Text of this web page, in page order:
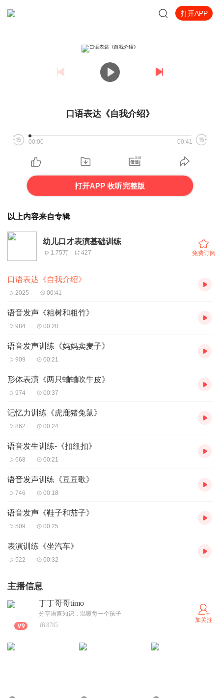
打开APP
口语表达《自我介绍》
00:00 00:41
打开APP 收听完整版
以上内容来自专辑
幼儿口才表演基础训练
1.75万 427 免费订阅
口语表达《自我介绍》
2025 00:41
语音发声《粗树和粗竹》
984 00:20
语音发声训练《妈妈卖麦子》
909 00:21
形体表演《两只蛐蛐吹牛皮》
974 00:37
记忆力训练《虎鹿猪兔鼠》
862 00:24
语音发生训练-《扣纽扣》
668 00:21
语音发声训练《豆豆歌》
746 00:18
语音发声《鞋子和茄子》
509 00:25
表演训练《坐汽车》
522 00:32
主播信息
丁丁哥哥timo
分享语言知识，温暖每一个孩子
8785
加关注